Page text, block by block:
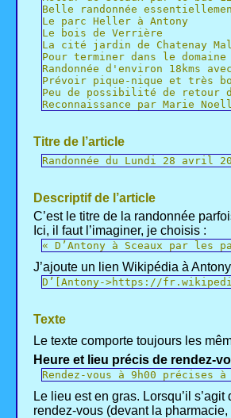
Belle randonnée
Le parc Heller à Antony
Le bois de Verrière
La cité jardin de Chatenay
Pour terminer dans le
Randonnée d'environ 18kms
Prévoir pique-nique et très
Peu de possibilité de retour
Reconnaissance par Marie
Titre de l’article
Randonnée du Lundi 28 avril
Descriptif de l’article
C’est le titre de la randonnée
Ici, il faut l’imaginer, je choisis :
« D’Antony à Sceaux par les
J’ajoute un lien Wikipédia à
D’[Antony->https://
Texte
Le texte comporte toujours les
Heure et lieu précis de rendez-
Rendez-vous à 9h00 précises
Le lieu est en gras. Lorsqu’il
rendez-vous (devant la